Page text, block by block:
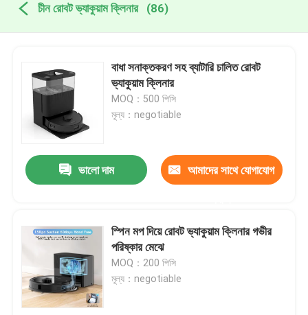
চীন রোবট ভ্যাকুয়াম ক্লিনার (86)
বাধা সনাক্তকরণ সহ ব্যাটারি চালিত রোবট
ভ্যাকুয়াম ক্লিনার
MOQ：500 পিসি
মূল্য：negotiable
ভালো দাম আমাদের সাথে যোগাযোগ
স্পিন মপ দিয়ে রোবট ভ্যাকুয়াম ক্লিনার গভীর
পরিষ্কার মেঝে
MOQ：200 পিসি
মূল্য：negotiable